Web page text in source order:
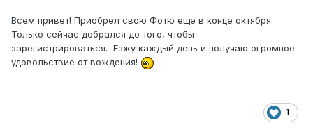
Всем привет! Приобрел свою Фотю еще в конце октября.
Только сейчас добрался до того, чтобы
зарегистрироваться. Езжу каждый день и получаю огромное
удовольствие от вождения!
1